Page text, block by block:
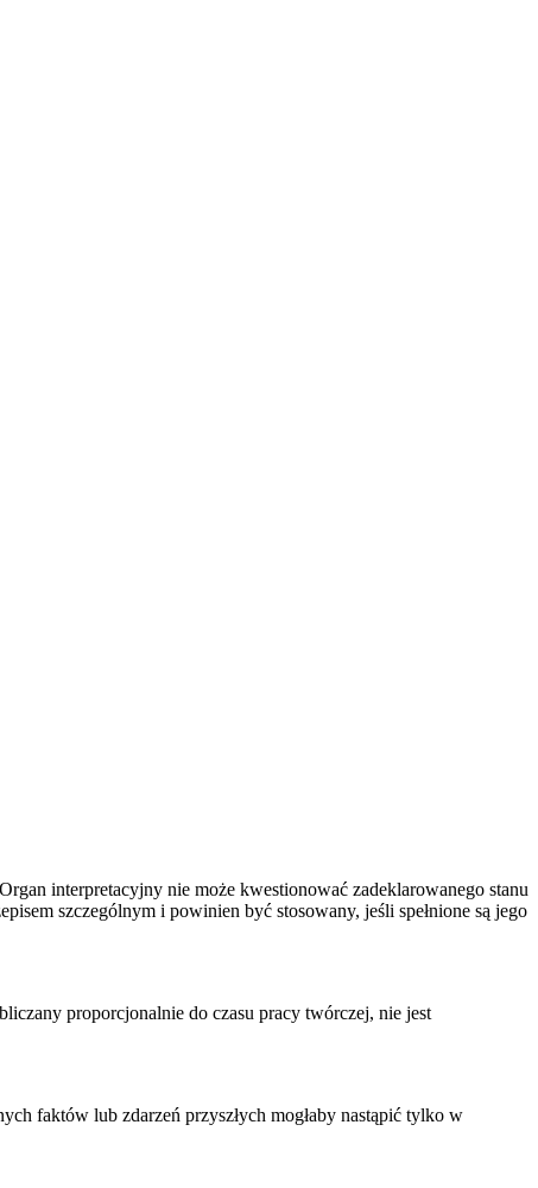
interpretacyjny nie może kwestionować zadeklarowanego stanu
szczególnym i powinien być stosowany, jeśli spełnione są jego
proporcjonalnie do czasu pracy twórczej, nie jest
faktów lub zdarzeń przyszłych mogłaby nastąpić tylko w